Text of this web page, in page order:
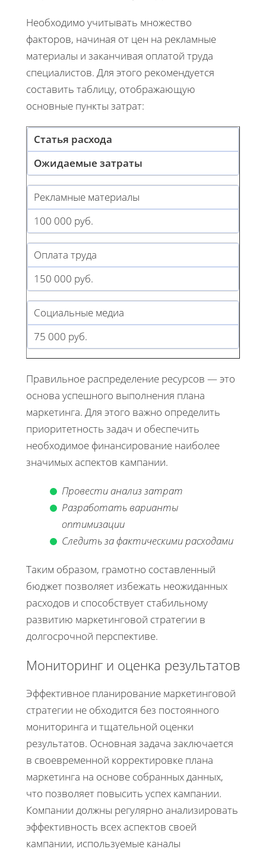
Необходимо учитывать множество
факторов, начиная от цен на рекламные
материалы и заканчивая оплатой труда
специалистов. Для этого рекомендуется
составить таблицу, отображающую
основные пункты затрат:
Статья расхода
Ожидаемые затраты
Рекламные материалы
100 000 руб.
Оплата труда
150 000 руб.
Социальные медиа
75 000 руб.
Правильное распределение ресурсов — это
основа успешного выполнения плана
маркетинга. Для этого важно определить
приоритетность задач и обеспечить
необходимое финансирование наиболее
значимых аспектов кампании.
Провести анализ затрат
Разработать варианты
оптимизации
Следить за фактическими расходами
Таким образом, грамотно составленный
бюджет позволяет избежать неожиданных
расходов и способствует стабильному
развитию маркетинговой стратегии в
долгосрочной перспективе.
Мониторинг и оценка результатов
Эффективное планирование маркетинговой
стратегии не обходится без постоянного
мониторинга и тщательной оценки
результатов. Основная задача заключается
в своевременной корректировке плана
маркетинга на основе собранных данных,
что позволяет повысить успех кампании.
Компании должны регулярно анализировать
эффективность всех аспектов своей
кампании, используемые каналы